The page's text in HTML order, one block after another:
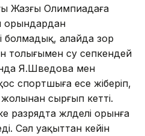
Жазғы Олимпиадаға
орындардан
болмадық, алайда зор
толығымен су сепкендей
Я.Шведова мен
спортшыға есе жіберіп,
сырғып кетті.
жүлделі орынға
Сәл уақыттан кейін